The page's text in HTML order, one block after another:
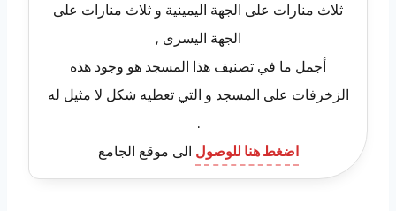
ثلاث منارات على الجهة اليمينية و ثلاث منارات على
الجهة اليسرى ,
أجمل ما في تصنيف هذا المسجد هو وجود هذه
الزخرفات على المسجد و التي تعطيه شكل لا مثيل له
.
اضغط هنا للوصول الى موقع الجامع